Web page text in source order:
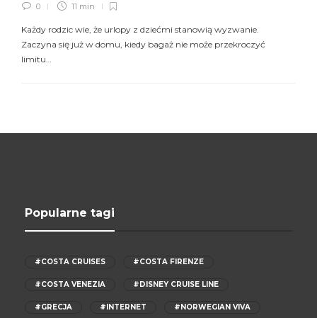
0 11 min
Każdy rodzic wie, że urlopy z dziećmi stanowią wyzwanie.
Zaczyna się już w domu, kiedy bagaż nie może przekroczyć
limitu…
Popularne tagi
#COSTA CRUISES #COSTA FIRENZE
#COSTA VENEZIA #DISNEY CRUISE LINE
#GRECJA #INTERNET #NORWEGIAN VIVA